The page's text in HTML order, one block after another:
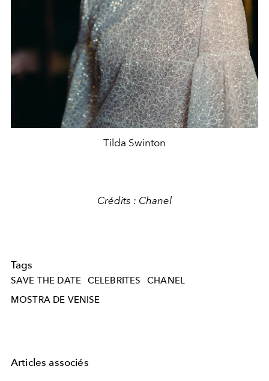
Tilda Swinton
Crédits : Chanel
Tags
SAVE THE DATE CELEBRITES
CHANEL
MOSTRA DE VENISE
Articles associés